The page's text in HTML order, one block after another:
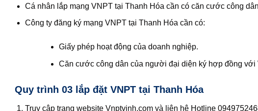
Cá nhân lắp mạng VNPT tại Thanh Hóa cần có căn cước công dân
Công ty đăng ký mạng VNPT tại Thanh Hóa cần có:
Giấy phép hoạt động của doanh nghiệp.
Căn cước công dân của người đại diện ký hợp đồng với
Quy trình 03 lắp đặt VNPT tại Thanh Hóa
Truy cập trang website Vnptvinh.com và liên hệ Hotline